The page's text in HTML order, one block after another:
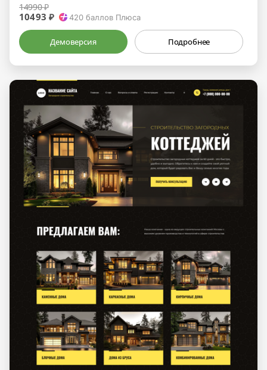
14990 ₽
10493 ₽ 420 баллов Плюса
Демоверсия Подробнее